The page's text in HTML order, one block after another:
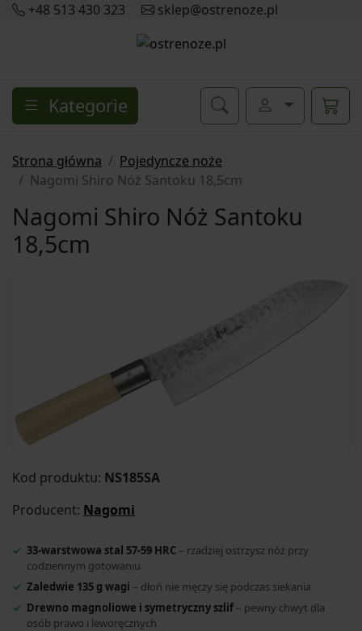
+48 513 430 323 sklep@ostrenoze.pl
Kategorie
Strona główna
Pojedyncze noże
Nagomi Shiro Nóż Santoku 18,5cm
Nagomi Shiro Nóż Santoku
18,5cm
Kod produktu: NS185SA
Producent: Nagomi
33-warstwowa stal 57-59 HRC – rzadziej ostrzysz nóż przy
codziennym gotowaniu
Zaledwie 135 g wagi – dłoń nie męczy się podczas siekania
Drewno magnoliowe i symetryczny szlif – pewny chwyt dla
osób prawo i leworęcznych